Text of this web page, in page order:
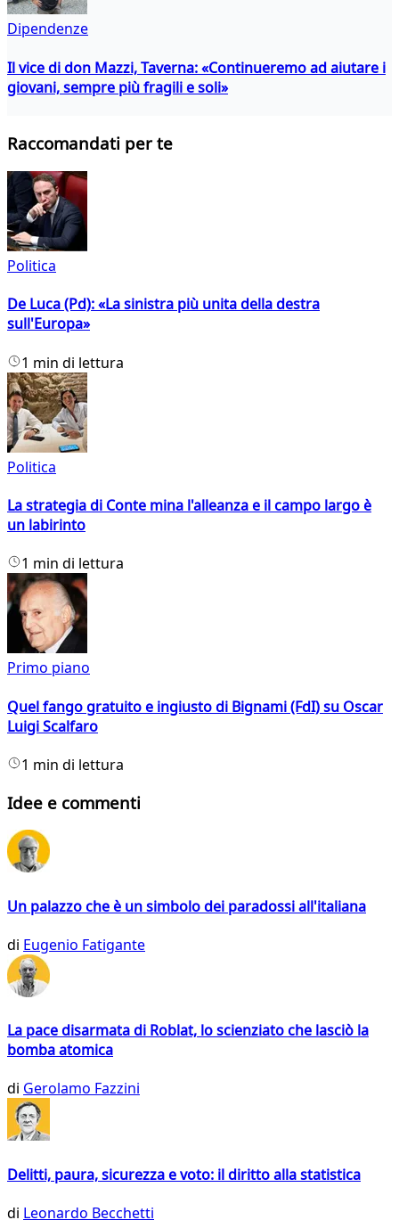
Dipendenze
Il vice di don Mazzi, Taverna: «Continueremo ad aiutare i
giovani, sempre più fragili e soli»
Raccomandati per te
Politica
De Luca (Pd): «La sinistra più unita della destra
sull'Europa»
1 min di lettura
Politica
La strategia di Conte mina l'alleanza e il campo largo è
un labirinto
1 min di lettura
Primo piano
Quel fango gratuito e ingiusto di Bignami (FdI) su Oscar
Luigi Scalfaro
1 min di lettura
Idee e commenti
Un palazzo che è un simbolo dei paradossi all'italiana
di Eugenio Fatigante
La pace disarmata di Roblat, lo scienziato che lasciò la
bomba atomica
di Gerolamo Fazzini
Delitti, paura, sicurezza e voto: il diritto alla statistica
di Leonardo Becchetti